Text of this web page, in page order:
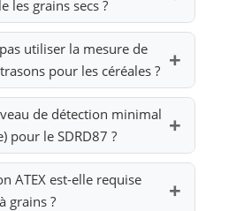
les grains secs ?
utiliser la mesure de
pour les céréales ?
de détection minimal
pour le SDRD87 ?
ATEX est-elle requise
grains ?